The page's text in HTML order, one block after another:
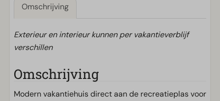
Omschrijving
Exterieur en interieur kunnen per vakantieverblijf
verschillen
Omschrijving
Modern vakantiehuis direct aan de recreatieplas voor